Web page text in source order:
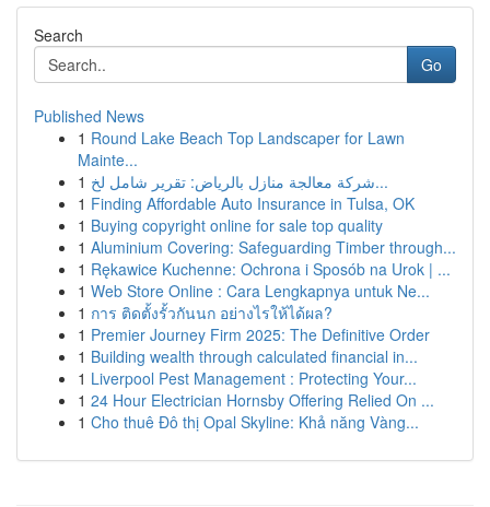
Search
Go
Published News
1 Round Lake Beach Top Landscaper for Lawn
Mainte...
1
شركة معالجة منازل بالرياض: تقرير شامل لخ...
1 Finding Affordable Auto Insurance in Tulsa, OK
1 Buying copyright online for sale top quality
1 Aluminium Covering: Safeguarding Timber through...
1 Rękawice Kuchenne: Ochrona i Sposób na Urok | ...
1 Web Store Online : Cara Lengkapnya untuk Ne...
1 การ ติดตั้งรั้วกันนก อย่างไรให้ได้ผล?
1 Premier Journey Firm 2025: The Definitive Order
1 Building wealth through calculated financial in...
1 Liverpool Pest Management : Protecting Your...
1 24 Hour Electrician Hornsby Offering Relied On ...
1 Cho thuê Đô thị Opal Skyline: Khả năng Vàng...